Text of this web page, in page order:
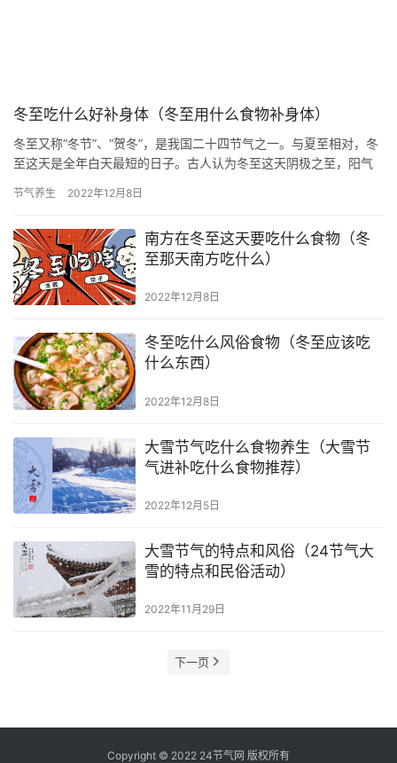
冬至吃什么好补身体（冬至用什么食物补身体）
冬至又称“冬节”、“贺冬”，是我国二十四节气之一。与夏至相对，冬
至这天是全年白天最短的日子。古人认为冬至这天阴极之至，阳气
节气养生 2022年12月8日
南方在冬至这天要吃什么食物（冬
至那天南方吃什么）
2022年12月8日
冬至吃什么风俗食物（冬至应该吃
什么东西）
2022年12月8日
大雪节气吃什么食物养生（大雪节
气进补吃什么食物推荐）
2022年12月5日
大雪节气的特点和风俗（24节气大
雪的特点和民俗活动）
2022年11月29日
下一页
Copyright © 2022 24节气网 版权所有